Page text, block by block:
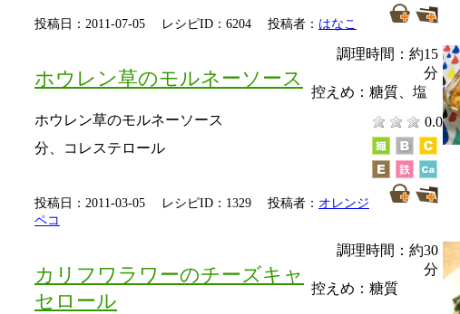
投稿日：2011-07-05 レシピID：6204 投稿者： はなこ
ホウレン草のモルネーソース
調理時間：約15
分
ホウレン草のモルネーソース 0.0
控えめ： 糖質、塩
分、コレステロール
投稿日：2011-03-05 レシピID：1329 投稿者： オレンジ
ペコ
カリフワラワーのチーズキャ
セロール
調理時間：約30
分
控えめ： 糖質